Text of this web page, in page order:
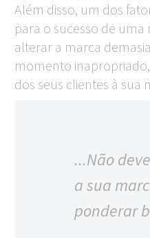
Além disso, um dos
para o sucesso de uma
alterar a marca
momento
dos seus clientes à sua
...Não
a sua
ponderar